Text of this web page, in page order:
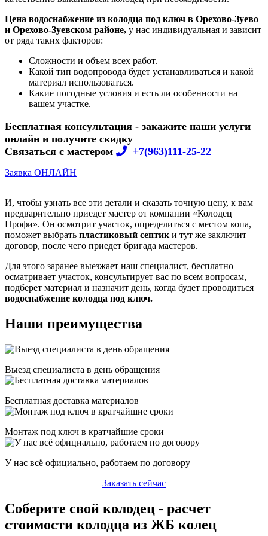
Цена водоснабжение из колодца под ключ в Орехово-Зуево
и Орехово-Зуевском районе, у нас индивидуальная и зависит
от ряда таких факторов:
Сложности и объем всех работ.
Какой тип водопровода будет устанавливаться и какой
материал использоваться.
Какие погодные условия и есть ли особенности на
вашем участке.
Бесплатная консультация - закажите наши услуги
онлайн и получите скидку
Связаться с мастером
+7(963)111-25-22
Заявка ОНЛАЙН
И, чтобы узнать все эти детали и сказать точную цену, к вам
предварительно приедет мастер от компании «Колодец
Профи». Он осмотрит участок, определиться с местом копа,
поможет выбрать пластиковый септик и тут же заключит
договор, после чего приедет бригада мастеров.
Для этого заранее выезжает наш специалист, бесплатно
осматривает участок, консультирует вас по всем вопросам,
подберет материал и назначит день, когда будет проводиться
водоснабжение колодца под ключ.
Наши преимущества
Выезд специалиста в день обращения
Бесплатная доставка материалов
Монтаж под ключ в кратчайшие сроки
У нас всё официально, работаем по договору
Заказать сейчас
Соберите свой колодец - расчет
стоимости колодца из ЖБ колец